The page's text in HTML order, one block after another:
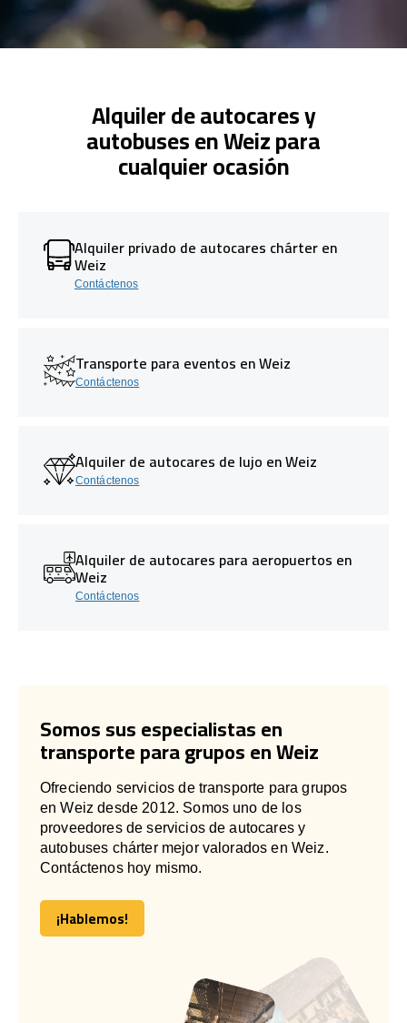
Alquiler de autocares y
autobuses en Weiz para
cualquier ocasión
Alquiler privado de autocares chárter en
Weiz
Contáctenos
Transporte para eventos en Weiz
Contáctenos
Alquiler de autocares de lujo en Weiz
Contáctenos
Alquiler de autocares para aeropuertos en
Weiz
Contáctenos
Somos sus especialistas en
transporte para grupos en Weiz
Ofreciendo servicios de transporte para grupos
en Weiz desde 2012. Somos uno de los
proveedores de servicios de autocares y
autobuses chárter mejor valorados en Weiz.
Contáctenos hoy mismo.
¡Hablemos!
¡Hablemos!